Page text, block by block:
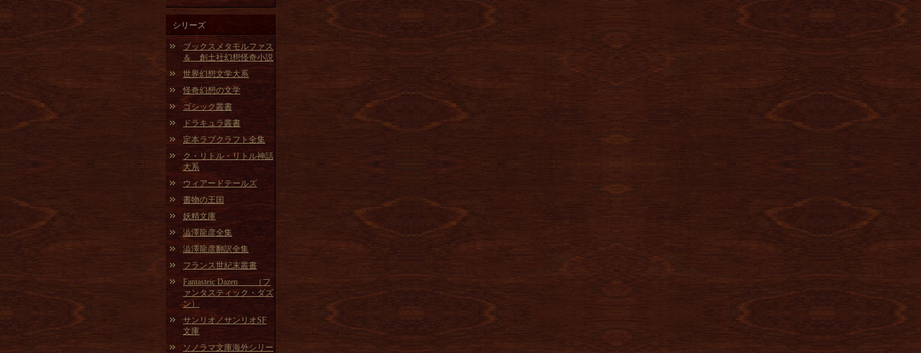
シリーズ
ブックスメタモルファス
＆ 創土社幻想怪奇小説
世界幻想文学大系
怪奇幻想の文学
ゴシック叢書
ドラキュラ叢書
定本ラブクラフト全集
ク・リトル・リトル神話
大系
ウィアードテールズ
書物の王国
妖精文庫
澁澤龍彦全集
澁澤龍彦翻訳全集
フランス世紀末叢書
Fantasteic Dazen （フ
ァンタスティック・ダズ
ン）
サンリオ／サンリオSF
文庫
ソノラマ文庫海外シリー